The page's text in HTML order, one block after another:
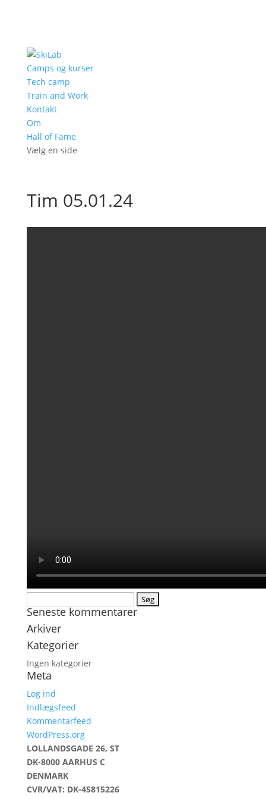
Camps og kurser
Tech camp
Train and Work
Kontakt
Om
Hall of Fame
Vælg en side
Tim 05.01.24
efter:
Seneste kommentarer
Arkiver
Kategorier
Ingen kategorier
Meta
Log ind
Indlægsfeed
Kommentarfeed
WordPress.org
LOLLANDSGADE 26, ST
DK-8000 AARHUS C
DENMARK
CVR/VAT: DK-45815226